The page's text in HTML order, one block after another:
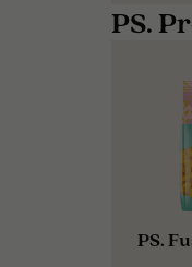
PS.
PS.